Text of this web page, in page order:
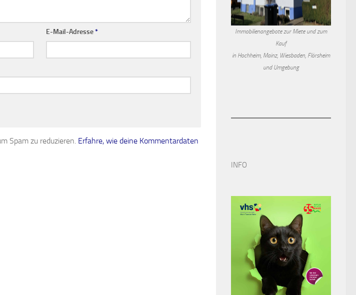
E-Mail-Adresse*
Spam zu reduzieren. Erfahre, wie deine Kommentardaten
Immobilienangebote zur Miete und zum
Kauf
in Hochheim, Mainz, Wiesbaden, Flörsheim
und Umgebung
INFO